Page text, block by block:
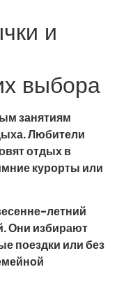
и
выбора
занятиям
Любители
отдых в
курорты или
летний
Они избирают
поездки или без